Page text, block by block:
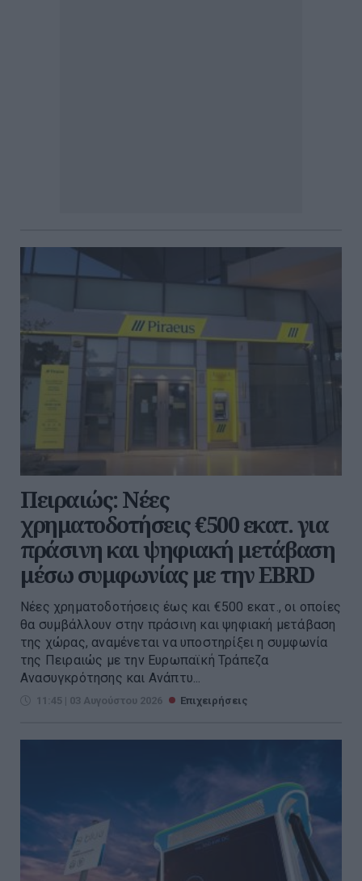
Πειραιώς: Νέες
χρηματοδοτήσεις €500 εκατ. για
πράσινη και ψηφιακή μετάβαση
μέσω συμφωνίας με την EBRD
Νέες χρηματοδοτήσεις έως και €500 εκατ., οι οποίες
θα συμβάλλουν στην πράσινη και ψηφιακή μετάβαση
της χώρας, αναμένεται να υποστηρίξει η συμφωνία
της Πειραιώς με την Eυρωπαϊκή Τράπεζα
Ανασυγκρότησης και Ανάπτυ...
11:45 | 03 Αυγούστου 2026 Επιχειρήσεις